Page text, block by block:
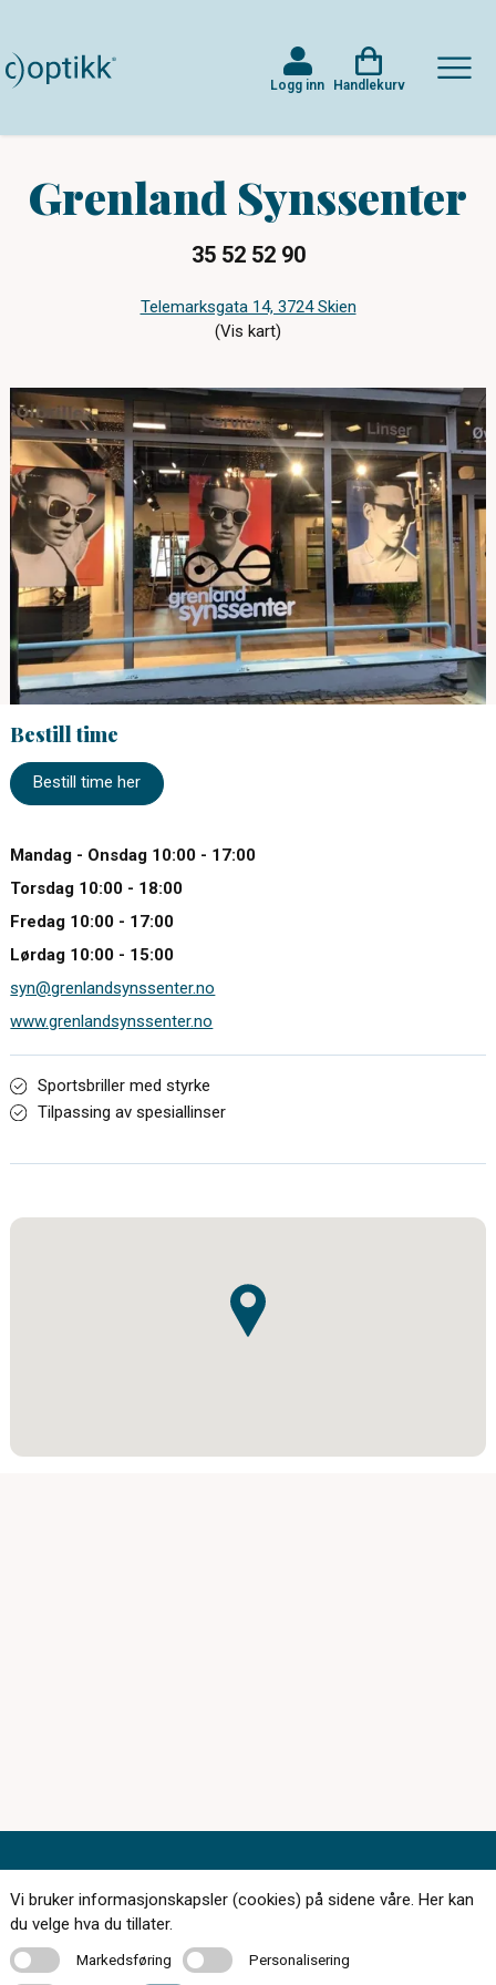
Logg inn Handlekurv
Grenland Synssenter
35 52 52 90
Telemarksgata 14, 3724 Skien
(Vis kart)
Bestill time
Bestill time her
Mandag - Onsdag 10:00 - 17:00
Torsdag 10:00 - 18:00
Fredag 10:00 - 17:00
Lørdag 10:00 - 15:00
syn@grenlandsynssenter.no
www.grenlandsynssenter.no
Sportsbriller med styrke
Tilpassing av spesiallinser
174 butikker over hele landet
Vi bruker informasjonskapsler (cookies) på sidene våre. Her kan
du velge hva du tillater.
MarkedsføringMarkedsføring PersonaliseringPersonalisering